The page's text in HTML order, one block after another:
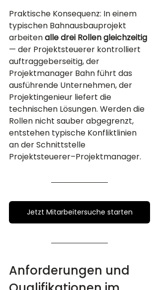
Praktische Konsequenz: In einem
typischen Bahnausbauprojekt
arbeiten alle drei Rollen gleichzeitig
— der Projektsteuerer kontrolliert
auftraggeberseitig, der
Projektmanager Bahn führt das
ausführende Unternehmen, der
Projektingenieur liefert die
technischen Lösungen. Werden die
Rollen nicht sauber abgegrenzt,
entstehen typische Konfliktlinien
an der Schnittstelle
Projektsteuerer–Projektmanager.
Jetzt Mitarbeitersuche starten
Anforderungen und